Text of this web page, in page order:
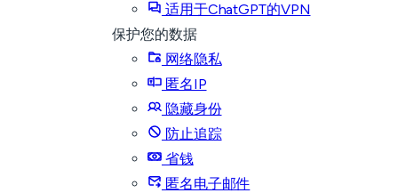
适用于ChatGPT的VPN
保护您的数据
网络隐私
匿名IP
隐藏身份
防止追踪
省钱
匿名电子邮件